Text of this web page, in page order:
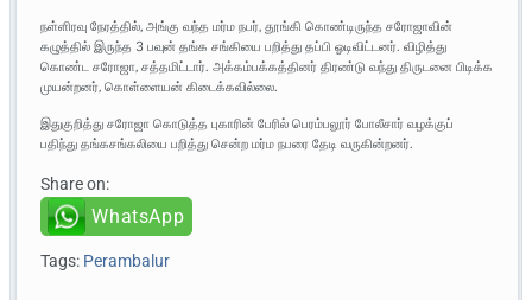
நள்ளிரவு நேரத்தில், அங்கு வந்த மர்ம நபர், தூங்கி கொண்டிருந்த சரோஜாவின்
கழுத்தில் இருந்த 3 பவுன் தங்க சங்கியை பறித்து தப்பி ஓடிவிட்டனர். விழித்து
கொண்ட சரோஜா, சத்தமிட்டார். அக்கம்பக்கத்தினர் திரண்டு வந்து திருடனை பிடிக்க
முயன்றனர், கொள்ளையன் கிடைக்கவில்லை.
இதுகுறித்து சரோஜா கொடுத்த புகாரின் பேரில் பெரம்பலூர் போலீசார் வழக்குப்
பதிந்து தங்கசங்கலியை பறித்து சென்ற மர்ம நபரை தேடி வருகின்றனர்.
Share on:
WhatsApp
Tags: Perambalur